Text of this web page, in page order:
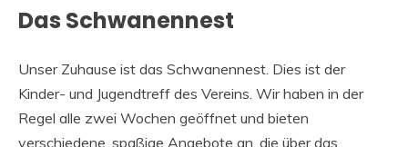
Das Schwanennest
Unser Zuhause ist das Schwanennest. Dies ist der
Kinder- und Jugendtreff des Vereins. Wir haben in der
Regel alle zwei Wochen geöffnet und bieten
verschiedene, spaßige Angebote an, die über das